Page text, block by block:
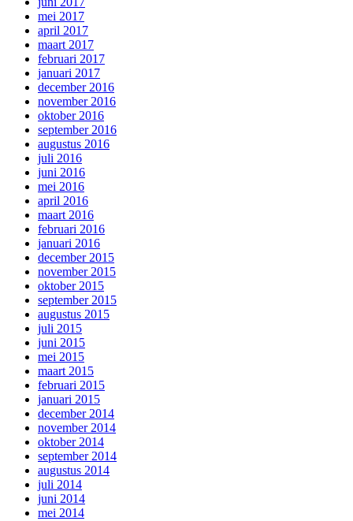
mei 2017
april 2017
maart 2017
februari 2017
januari 2017
december 2016
november 2016
oktober 2016
september 2016
augustus 2016
juli 2016
juni 2016
mei 2016
april 2016
maart 2016
februari 2016
januari 2016
december 2015
november 2015
oktober 2015
september 2015
augustus 2015
juli 2015
juni 2015
mei 2015
maart 2015
februari 2015
januari 2015
december 2014
november 2014
oktober 2014
september 2014
augustus 2014
juli 2014
juni 2014
mei 2014